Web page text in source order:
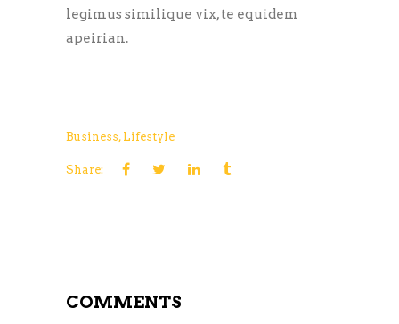
legimus similique vix, te equidem
apeirian.
Business, Lifestyle
Share:
COMMENTS